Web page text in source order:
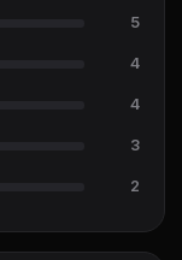
5
4
4
3
2